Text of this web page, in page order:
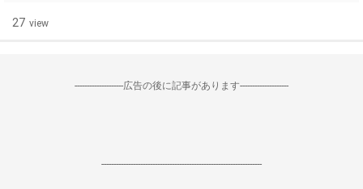
27 view
--------------------広告の後に記事があります--------------------
------------------------------------------------------------------